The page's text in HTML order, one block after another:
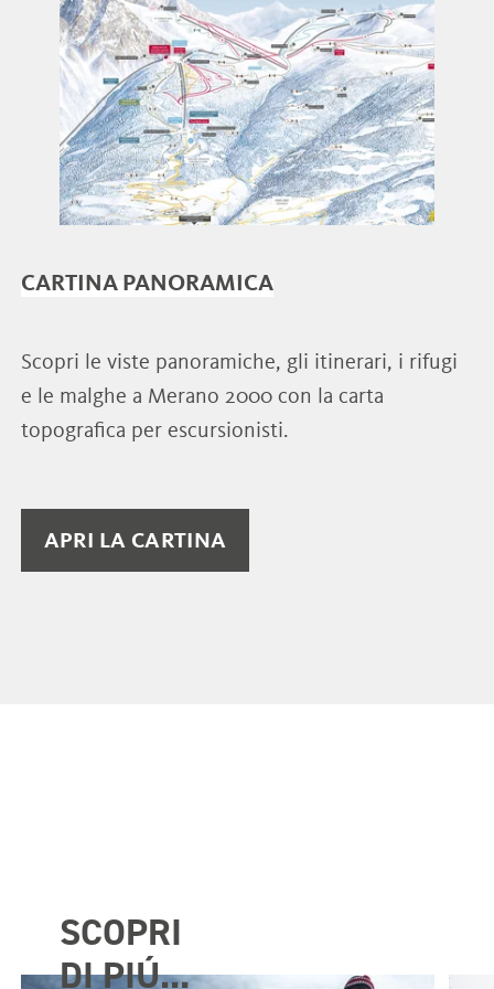
CARTINA PANORAMICA
Scopri le viste panoramiche, gli itinerari, i rifugi
e le malghe a Merano 2000 con la carta
topografica per escursionisti.
APRI LA CARTINA
SCOPRI
DI PIÚ...